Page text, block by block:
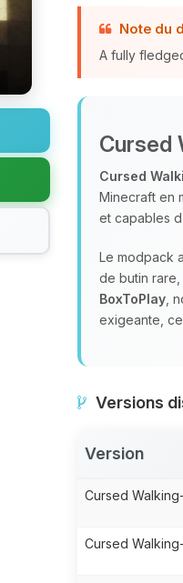
Note du
A fully
Cursed
Cursed
Minecraft en
et capables
Le modpack
de butin rare,
BoxToPlay ,
exigeante,
Versions
Version
Cursed
Cursed